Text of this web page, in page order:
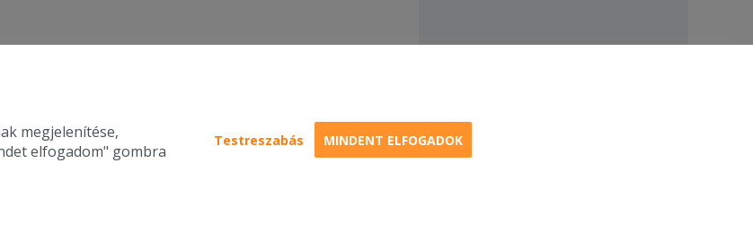
megjelenítése,
elfogadom" gombra
Testreszabás MINDENT ELFOGADOK